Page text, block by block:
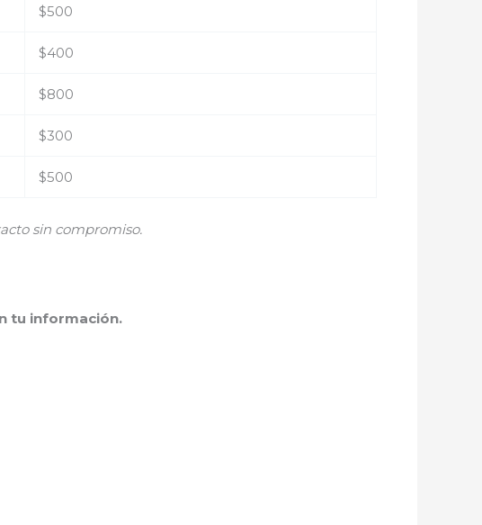
$500
$400
$800
$300
$500
sin compromiso.
tu información.